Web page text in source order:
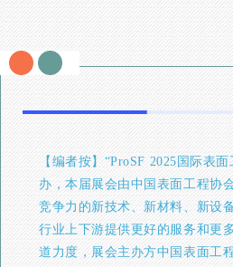
【编者按】“ProSF 2025国际表
办，本届展会由中国表面工程协
竞争力的新技术、新材料、新设
行业上下游提供更好的服务和更
道力度，展会主办方中国表面工